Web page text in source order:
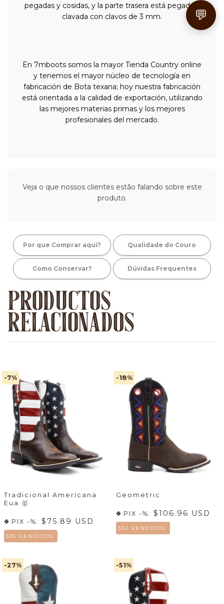
pegadas y cosidas, y la parte trasera está pegada y
clavada con clavos de 3 mm.
En 7mboots somos la mayor Tienda Country online
y tenemos el mayor núcleo de tecnología en
fabricación de Bota texana; hoy nuestra fabricación
está orientada a la calidad de exportación, utilizando
las mejores materias primas y los mejores
profesionales del mercado.
Veja o que nossos clientes estão falando sobre este
produto.
Por que Comprar aqui? Qualidade do Couro
Como Conservar? Dúvidas Frequentes
PRODUCTOS
RELACIONADOS
-7%
Tradicional Americana
Eua
🥇
PIX -%: $75.89 USD
535 VENDIDOS.
-18%
Geometric
PIX -%: $106.96 USD
352 VENDIDOS.
-27% -51%
💬